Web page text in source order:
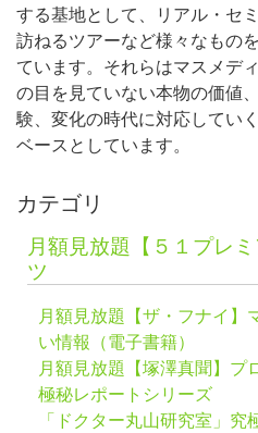
する基地として、リアル・セ
訪ねるツアーなど様々なもの
ています。それらはマスメデ
の目を見ていない本物の価値
験、変化の時代に対応してい
ベースとしています。
カテゴリ
月額見放題【５１プレ
ツ
月額見放題【ザ・フナイ】
い情報（電子書籍）
月額見放題【塚澤真聞】プ
極秘レポートシリーズ
「ドクター丸山研究室」究